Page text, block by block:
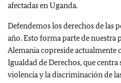
afectadas en Uganda.
Defendemos los derechos de las
año. Esto forma parte de
Alemania copreside actualmente
Igualdad de Derechos, que centra
violencia y la discriminación de